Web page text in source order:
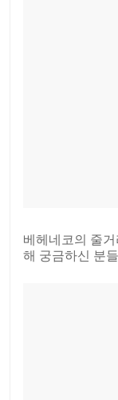
베헤네코의 줄
해 궁금하신 분